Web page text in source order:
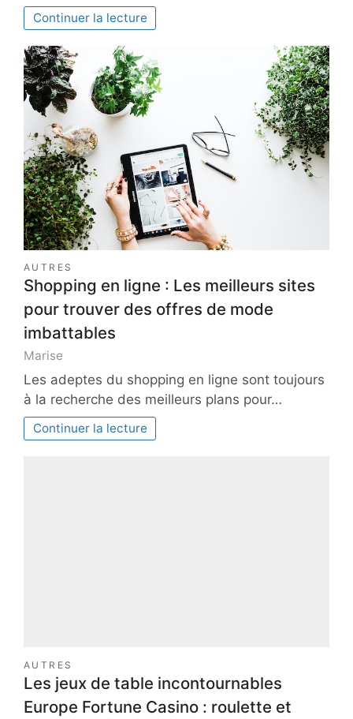
Continuer la lecture
AUTRES
Shopping en ligne : Les meilleurs sites
pour trouver des offres de mode
imbattables
Marise
Les adeptes du shopping en ligne sont toujours
à la recherche des meilleurs plans pour…
Continuer la lecture
AUTRES
Les jeux de table incontournables
Europe Fortune Casino : roulette et